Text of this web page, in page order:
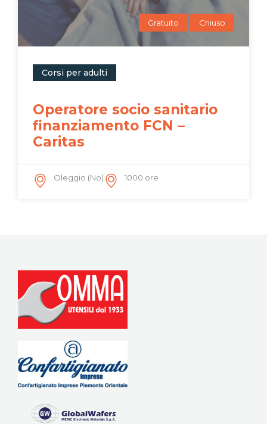
Gratuito Chiuso
Corsi per adulti
Operatore socio sanitario
finanziamento FCN –
Caritas
Oleggio (No) 1000 ore